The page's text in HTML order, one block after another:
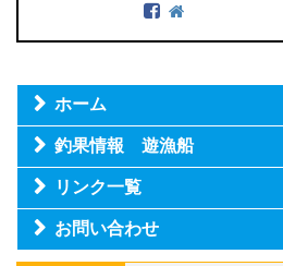
ホーム
釣果情報 遊漁船
リンク一覧
お問い合わせ